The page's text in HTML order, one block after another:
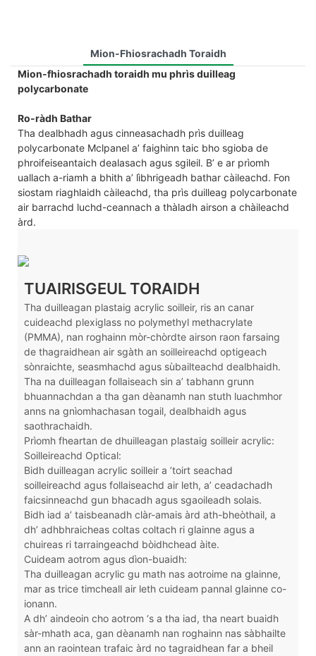
Mion-Fhiosrachadh Toraidh
Mion-fhiosrachadh toraidh mu phrìs duilleag
polycarbonate
Ro-ràdh Bathar
Tha dealbhadh agus cinneasachadh prìs duilleag
polycarbonate Mclpanel a’ faighinn taic bho sgioba de
phroifeiseantaich dealasach agus sgileil. B’ e ar prìomh
uallach a-riamh a bhith a’ lìbhrigeadh bathar càileachd. Fon
siostam riaghlaidh càileachd, tha prìs duilleag polycarbonate
air barrachd luchd-ceannach a thàladh airson a chàileachd
àrd.
TUAIRISGEUL TORAIDH
Tha duilleagan plastaig acrylic soilleir, ris an canar
cuideachd plexiglass no polymethyl methacrylate
(PMMA), nan roghainn mòr-chòrdte airson raon farsaing
de thagraidhean air sgàth an soilleireachd optigeach
sònraichte, seasmhachd agus sùbailteachd dealbhaidh.
Tha na duilleagan follaiseach sin a’ tabhann grunn
bhuannachdan a tha gan dèanamh nan stuth luachmhor
anns na gnìomhachasan togail, dealbhaidh agus
saothrachaidh.
Prìomh fheartan de dhuilleagan plastaig soilleir acrylic:
Soilleireachd Optical:
Bidh duilleagan acrylic soilleir a ’toirt seachad
soilleireachd agus follaiseachd air leth, a’ ceadachadh
faicsinneachd gun bhacadh agus sgaoileadh solais.
Bidh iad a’ taisbeanadh clàr-amais àrd ath-bheòthail, a
dh’ adhbhraicheas coltas coltach ri glainne agus a
chuireas ri tarraingeachd bòidhchead àite.
Cuideam aotrom agus dìon-buaidh:
Tha duilleagan acrylic gu math nas aotroime na glainne,
mar as trice timcheall air leth cuideam pannal glainne co-
ionann.
A dh’ aindeoin cho aotrom ‘s a tha iad, tha neart buaidh
sàr-mhath aca, gan dèanamh nan roghainn nas sàbhailte
ann an raointean trafaic àrd no tagraidhean far a bheil